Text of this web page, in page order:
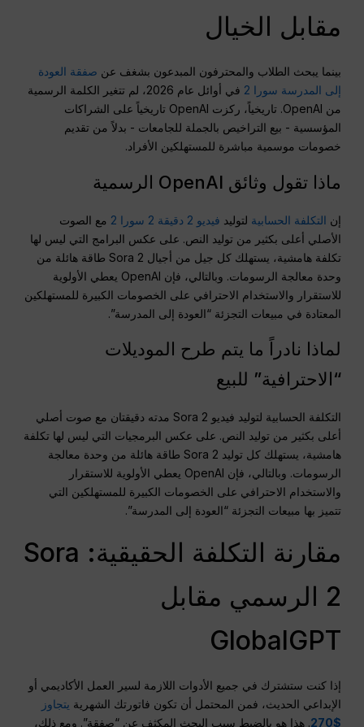
مقابل الخيال
بينما يبحث الطلاب والمحترفون المبدعون بشغف عن صفقة العودة
إلى المدرسة سورا 2
في أوائل عام 2026، لم تتغير الكلمة الرسمية
من OpenAI. تاريخياً، ركزت OpenAI تاريخياً على الشراكات
المؤسسية - بيع التراخيص بالجملة للجامعات - بدلاً من تقديم
خصومات موسمية مباشرة للمستهلكين الأفراد.
ماذا تقول وثائق OpenAI الرسمية
إن التكلفة الحسابية لتوليد فيديو 2 دقيقة 2 سورا 2
مع الصوت
الأصلي أعلى بكثير من توليد النص. على عكس البرامج التي ليس لها
تكلفة هامشية، يستهلك كل جيل من أجيال Sora 2 طاقة هائلة من
وحدة معالجة الرسومات. وبالتالي، فإن OpenAI يعطي الأولوية
للاستقرار والاستخدام الاحترافي على الخصومات الكبيرة للمستهلكين
المعتادة في مبيعات التجزئة “العودة إلى المدرسة”.
لماذا نادراً ما يتم طرح الموديلات
“الاحترافية” للبيع
التكلفة الحسابية لتوليد فيديو Sora 2 مدته دقيقتان مع صوت أصلي
أعلى بكثير من توليد النص. على عكس البرمجيات التي ليس لها تكلفة
هامشية، يستهلك كل توليد Sora 2 طاقة هائلة من وحدة معالجة
الرسومات. وبالتالي، فإن OpenAI يعطي الأولوية للاستقرار
والاستخدام الاحترافي على الخصومات الكبيرة للمستهلكين التي
تتميز بها مبيعات التجزئة “العودة إلى المدرسة”.
مقارنة التكلفة الحقيقية: Sora
2 الرسمي مقابل
GlobalGPT
إذا كنت ستشترك في جميع الأدوات اللازمة لسير العمل الأكاديمي أو
الإبداعي الحديث، فمن المحتمل أن تكون فاتورتك الشهرية يتجاوز
$270
. هذا هو بالضبط سبب البحث المكثف عن “صفقة”. ومع ذلك،